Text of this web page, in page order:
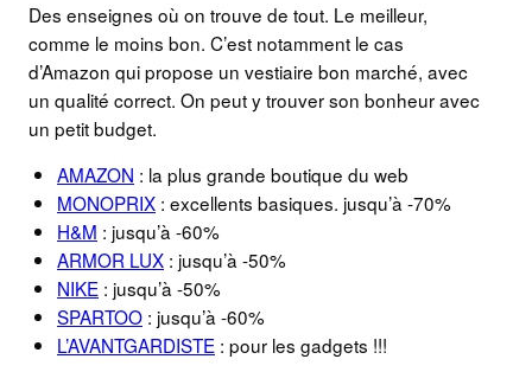
Des enseignes où on trouve de tout. Le meilleur,
comme le moins bon. C’est notamment le cas
d’Amazon qui propose un vestiaire bon marché, avec
un qualité correct. On peut y trouver son bonheur avec
un petit budget.
AMAZON : la plus grande boutique du web
MONOPRIX : excellents basiques. jusqu’à -70%
H&M : jusqu’à -60%
ARMOR LUX : jusqu’à -50%
NIKE : jusqu’à -50%
SPARTOO : jusqu’à -60%
L’AVANTGARDISTE : pour les gadgets !!!